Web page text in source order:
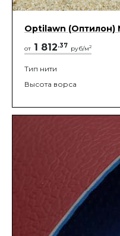
Optilawn (Оптилон)
от 1 812.37 руб/м2
Тип нити
Высота ворса